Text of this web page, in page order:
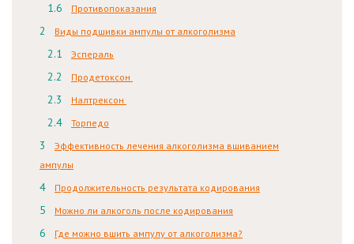
Противопоказания
Виды подшивки ампулы от алкоголизма
Эспераль
Продетоксон
Налтрексон
Торпедо
Эффективность лечения алкоголизма вшиванием
ампулы
Продолжительность результата кодирования
Можно ли алкоголь после кодирования
Где можно вшить ампулу от алкоголизма?